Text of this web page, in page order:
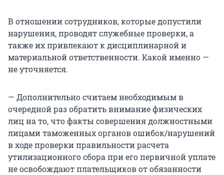
В отношении сотрудников, которые допустили
нарушения, проводят служебные проверки, а
также их привлекают к дисциплинарной и
материальной ответственности. Какой именно —
не уточняется.
— Дополнительно считаем необходимым в
очередной раз обратить внимание физических
лиц на то, что факты совершения должностными
лицами таможенных органов ошибок/нарушений
в ходе проверки правильности расчета
утилизационного сбора при его первичной уплате
не освобождают плательщиков от обязанности